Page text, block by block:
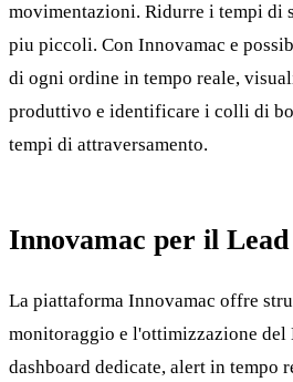
movimentazioni. Ridurre i tempi di
piu piccoli. Con Innovamac e
di ogni ordine in tempo reale,
produttivo e identificare i colli di
tempi di attraversamento.
Innovamac per il
La piattaforma Innovamac offre
monitoraggio e l'ottimizzazione del
dashboard dedicate, alert in tempo